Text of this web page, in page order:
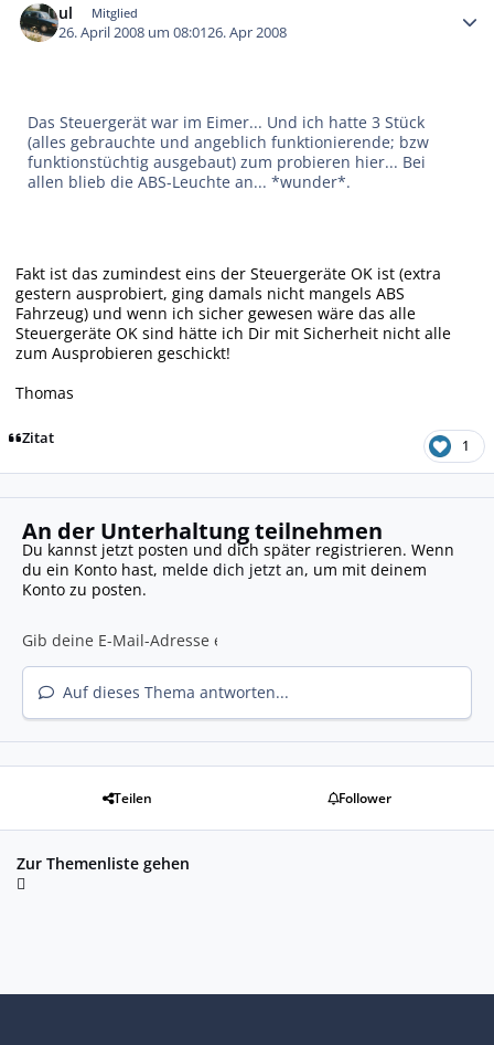
ul Mitglied
26. April 2008 um 08:0126. Apr 2008
Das Steuergerät war im Eimer... Und ich hatte 3 Stück
(alles gebrauchte und angeblich funktionierende; bzw
funktionstüchtig ausgebaut) zum probieren hier... Bei
allen blieb die ABS-Leuchte an... *wunder*.
Fakt ist das zumindest eins der Steuergeräte OK ist (extra
gestern ausprobiert, ging damals nicht mangels ABS
Fahrzeug) und wenn ich sicher gewesen wäre das alle
Steuergeräte OK sind hätte ich Dir mit Sicherheit nicht alle
zum Ausprobieren geschickt!
Thomas
Zitat 1
An der Unterhaltung teilnehmen
Du kannst jetzt posten und dich später registrieren. Wenn
du ein Konto hast, melde dich jetzt an, um mit deinem
Konto zu posten.
Auf dieses Thema antworten...
Teilen Follower
Zur Themenliste gehen